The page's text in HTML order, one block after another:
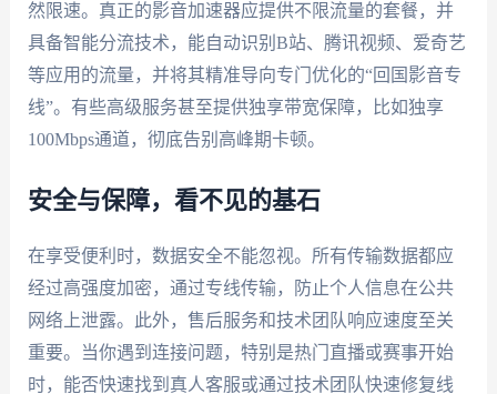
然限速。真正的影音加速器应提供不限流量的套餐，并
具备智能分流技术，能自动识别B站、腾讯视频、爱奇艺
等应用的流量，并将其精准导向专门优化的“回国影音专
线”。有些高级服务甚至提供独享带宽保障，比如独享
100Mbps通道，彻底告别高峰期卡顿。
安全与保障，看不见的基石
在享受便利时，数据安全不能忽视。所有传输数据都应
经过高强度加密，通过专线传输，防止个人信息在公共
网络上泄露。此外，售后服务和技术团队响应速度至关
重要。当你遇到连接问题，特别是热门直播或赛事开始
时，能否快速找到真人客服或通过技术团队快速修复线